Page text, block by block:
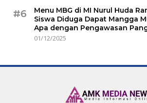
#6
Menu MBG di MI Nurul Huda
Siswa Diduga Dapat Mangga
Apa dengan Pengawasan
01/12/2025